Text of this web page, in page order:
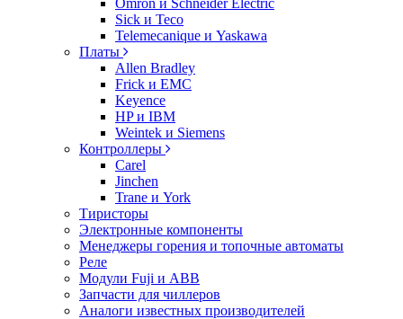
Omron и Schneider Electric
Sick и Teco
Telemecanique и Yaskawa
Платы
Allen Bradley
Frick и EMC
Keyence
HP и IBM
Weintek и Siemens
Контроллеры
Carel
Jinchen
Trane и York
Тиристоры
Электронные компоненты
Менеджеры горения и топочные автоматы
Реле
Модули Fuji и ABB
Запчасти для чиллеров
Аналоги известных производителей